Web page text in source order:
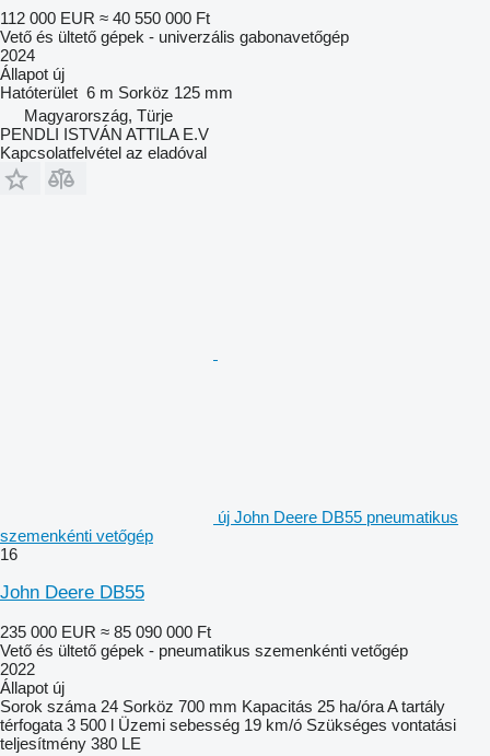
112 000 EUR ≈ 40 550 000 Ft
Vető és ültető gépek - univerzális gabonavetőgép
2024
Állapot új
Hatóterület 6 m Sorköz 125 mm
Magyarország, Türje
PENDLI ISTVÁN ATTILA E.V
Kapcsolatfelvétel az eladóval
új John Deere DB55 pneumatikus
szemenkénti vetőgép
16
John Deere DB55
235 000 EUR ≈ 85 090 000 Ft
Vető és ültető gépek - pneumatikus szemenkénti vetőgép
2022
Állapot új
Sorok száma 24 Sorköz 700 mm Kapacitás 25 ha/óraA tartály
térfogata 3 500 l Üzemi sebesség 19 km/ó Szükséges vontatási
teljesítmény 380 LE